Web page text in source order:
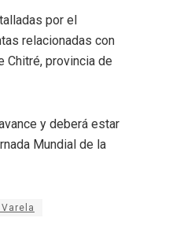
por el
relacionadas con
Chitré, provincia de
y deberá estar
Mundial de la